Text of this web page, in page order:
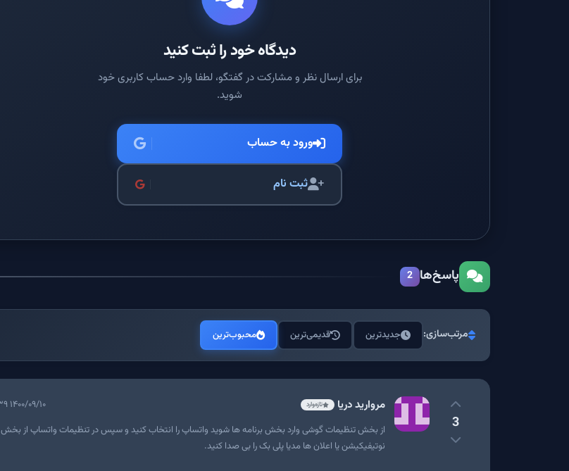
دیدگاه خود را ثبت کنید
برای ارسال نظر و مشارکت در گفتگو، لطفا وارد حساب کاربری خود
شوید.
ورود به حساب
ثبت نام
پاسخ‌ها 2
مرتب‌سازی: جدیدترین قدیمی‌ترین محبوب‌ترین
3
مروارید دریا تازه‌وارد
۱۴۰۰/۰۹/۱۰ ۲۱:۳۹
از بخش تنظیمات گوشی وارد بخش برنامه ها شوید واتساپ را انتخاب کنید و سپس در تنظیمات واتساپ از بخش
نوتیفیکیشن یا اعلان ها مدیا پلی بک را بی صدا کنید.